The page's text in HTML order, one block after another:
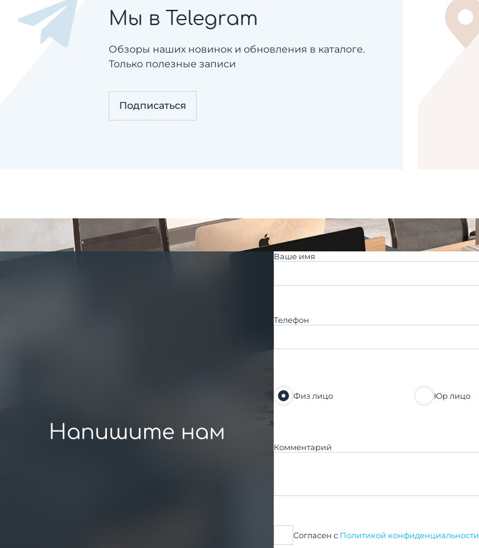
Мы в Telegram
Обзоры наших новинок и обновления в каталоге.
Только полезные записи
Подписаться
Напишите нам
Ваше имя
Телефон
Физ лицо Юр лицо
Комментарий
Согласен с Политикой конфиденциальности